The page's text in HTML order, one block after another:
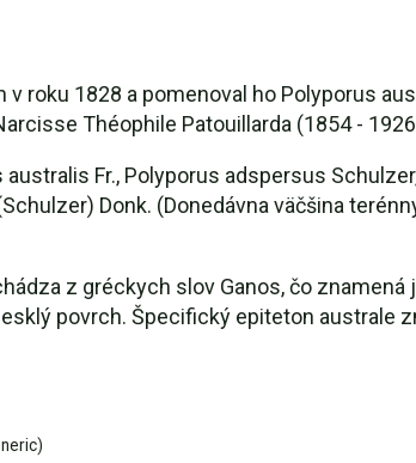
roku 1828 a pomenoval ho Polyporus
Théophile Patouillarda (1854 -
Fr., Polyporus adspersus
Donk. (Donedávna väčšina
z gréckych slov Ganos, čo znamená
povrch. Špecifický epiteton australe